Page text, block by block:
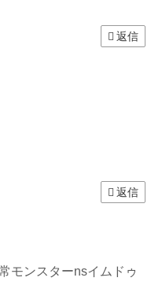
返信
返信
モンスターnsイムドゥ